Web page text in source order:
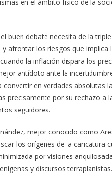
en el ámbito físico de la
buen debate necesita de la
afrontar los riesgos que implica
la inflación dispara los
antídoto ante la
en verdades absolutas
precisamente por su rechazo a
seguidores.
mejor conocido como
los orígenes de la caricatura
por visiones
y discursos terraplanistas.